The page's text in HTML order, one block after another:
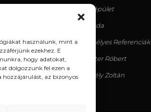
használunk, mint a
ezekhez. E
hogy adatokat,
dolgozzunk fel ezen a
hozzájárulást, az bizonyos
Lakóépület
Szálloda
Személyes Referenciák
Geiszter Róbert
Körtvély Zoltán